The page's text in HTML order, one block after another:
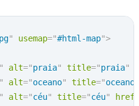
" usemap="#html-map">
" alt="praia" title="praia"
" alt="oceano" title="oceano
" alt="céu" title="céu" href